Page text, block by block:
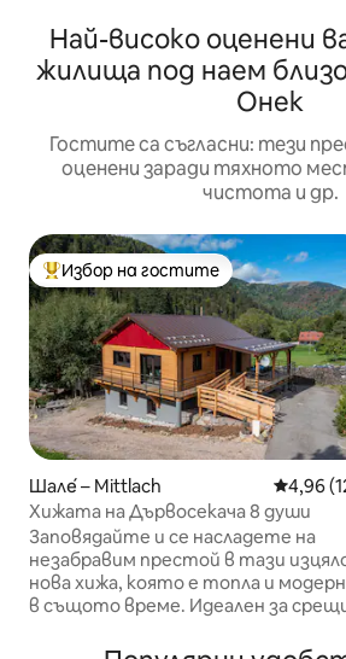
Най-високо оценени
жилища под наем
Онек
Гостите са съгласни: тези
оценени заради тяхното
чистота и др.
Най-популярен избор на гостите
Избор на гостите
Шале́ – Mittlach Средна
4,96
Хижата на Дървосекача 8 души
Заповядайте и се насладете на
незабравим престой в тази
нова хижа, която е топла и
в същото време. Идеален за
Разположена в Хаут - Митлах в